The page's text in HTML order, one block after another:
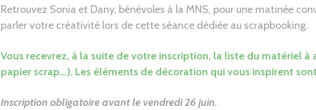
Retrouvez Sonia et Dany, bénévoles à la MNS, pour une matinée
parler votre créativité lors de cette séance dédiée au scrapbooking.
Vous recevrez, à la suite de votre inscription, la liste du matériel
papier scrap…). Les éléments de décoration qui vous inspirent
Inscription obligatoire avant le vendredi 26 juin.